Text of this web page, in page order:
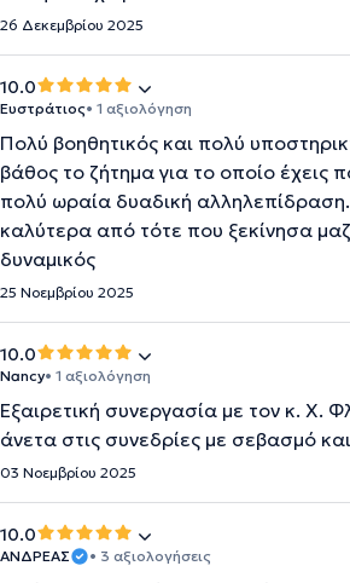
26 Δεκεμβρίου 2025
10.0
Ευστράτιος• 1 αξιολόγηση
Πολύ βοηθητικός και πολύ
βάθος το ζήτημα για το οποίο έχεις
πολύ ωραία δυαδική
καλύτερα από τότε που ξεκίνησα
δυναμικός
25 Νοεμβρίου 2025
10.0
Nancy• 1 αξιολόγηση
Εξαιρετική συνεργασία με τον κ. Χ.
άνετα στις συνεδρίες με σεβασμό
03 Νοεμβρίου 2025
10.0
ΑΝΔΡΕΑΣ • 3 αξιολογήσεις